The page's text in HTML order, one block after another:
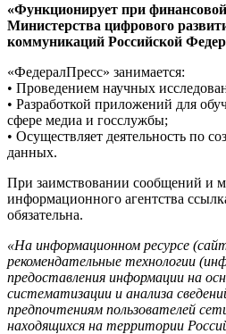
«Функционирует при
Министерства цифрового
коммуникаций Российской
«ФедералПресс» занимается:
• Проведением научных
• Разработкой приложений для
сфере медиа и госслужбы;
• Осуществляет деятельность по
данных.
При заимствовании сообщений и
информационного агентства
обязательна.
«На информационном ресурсе
рекомендательные технологии
предоставления информации на
систематизации и анализа
предпочтениям пользователей
находящихся на территории